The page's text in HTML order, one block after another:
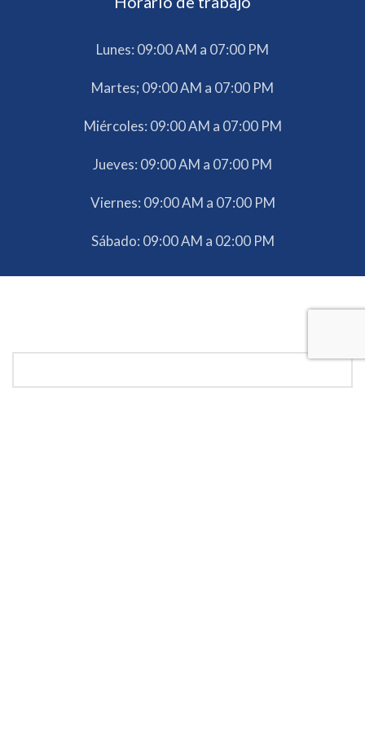
Lunes: 09:00 AM a 07:00 PM
Martes; 09:00 AM a 07:00 PM
Miércoles: 09:00 AM a 07:00 PM
Jueves: 09:00 AM a 07:00 PM
Viernes: 09:00 AM a 07:00 PM
Sábado: 09:00 AM a 02:00 PM
Agenda tu valoración médica en Tijuana